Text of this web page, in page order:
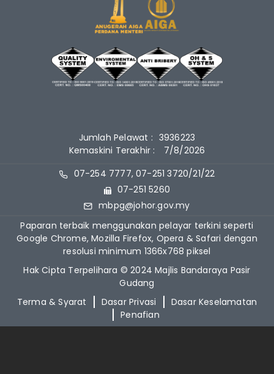
Jumlah Pelawat : 3936223
Kemaskini Terakhir :
7/8/2026
07-254 7777, 07-251 3720/21/22
07-251 5260
mbpg@johor.gov.my
Paparan terbaik menggunakan pelayar terkini seperti
Google Chrome, Mozilla Firefox, Opera & Safari dengan
resolusi minimum 1366x768 piksel
Hak Cipta Terpelihara © 2024 Majlis Bandaraya Pasir
Gudang
Terma & Syarat
Dasar Privasi
Dasar Keselamatan
Penafian